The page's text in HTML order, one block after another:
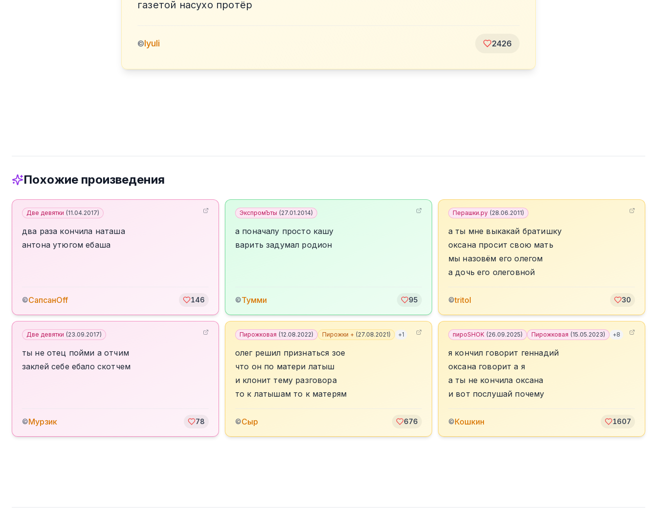
газетой насухо протёр
©lyuli 2426
Похожие произведения
Две девятки (11.04.2017)
два раза кончила наташа
антона утюгом ебаша
©СапсанOff 146
ЭкспромЪты (27.01.2014)
а поначалу просто кашу
варить задумал родион
©Тумми 95
Перашки.ру (28.06.2011)
а ты мне выкакай братишку
оксана просит свою мать
мы назовём его олегом
а дочь его олеговной
©tritol 30
Две девятки (23.09.2017)
ты не отец пойми а отчим
заклей себе ебало скотчем
©Мурзик 78
Пирожковая (12.08.2022) Пирожки + (27.08.2021) +1
олег решил признаться зое
что он по матери латыш
и клонит тему разговора
то к латышам то к матерям
©Сыр 676
пироSHOK (26.09.2025) Пирожковая (15.05.2023) +8
я кончил говорит геннадий
оксана говорит а я
а ты не кончила оксана
и вот послушай почему
©Кошкин 1607